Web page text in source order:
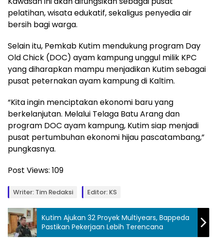
pelatihan, wisata edukatif, sekaligus penyedia air
bersih bagi warga.
Selain itu, Pemkab Kutim mendukung program Day
Old Chick (DOC) ayam kampung unggul milik KPC
yang diharapkan mampu menjadikan Kutim sebagai
pusat peternakan ayam kampung di Kaltim.
“Kita ingin menciptakan ekonomi baru yang
berkelanjutan. Melalui Telaga Batu Arang dan
program DOC ayam kampung, Kutim siap menjadi
pusat pertumbuhan ekonomi hijau pascatambang,”
pungkasnya.
Post Views: 109
Writer: Tim Redaksi Editor: KS
Kutim Ajukan 32 Proyek Multiyears, Bappeda
Pastikan Pekerjaan Lebih Terencana